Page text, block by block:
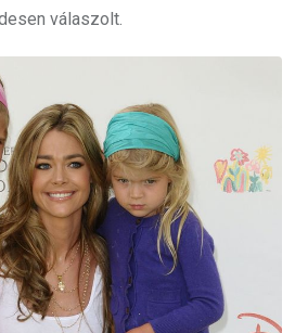
válaszolt.